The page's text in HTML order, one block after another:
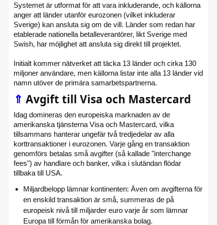
Systemet är utformat för att vara inkluderande, och källorna
anger att länder utanför eurozonen (vilket inkluderar
Sverige) kan ansluta sig om de vill. Länder som redan har
etablerade nationella betalleverantörer, likt Sverige med
Swish, har möjlighet att ansluta sig direkt till projektet.
Initialt kommer nätverket att täcka 13 länder och cirka 130
miljoner användare, men källorna listar inte alla 13 länder vid
namn utöver de primära samarbetspartnerna.
⇑ Avgift till Visa och Mastercard
Idag domineras den europeiska marknaden av de
amerikanska tjänsterna Visa och Mastercard, vilka
tillsammans hanterar ungefär två tredjedelar av alla
korttransaktioner i eurozonen. Varje gång en transaktion
genomförs betalas små avgifter (så kallade "interchange
fees") av handlare och banker, vilka i slutändan flödar
tillbaka till USA.
Miljardbelopp lämnar kontinenten: Även om avgifterna för
en enskild transaktion är små, summeras de på
europeisk nivå till miljarder euro varje år som lämnar
Europa till förmån för amerikanska bolag.